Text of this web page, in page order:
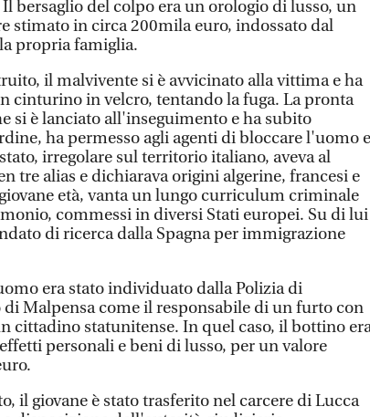
bersaglio del colpo era un orologio di lusso, un
stimato in circa 200mila euro, indossato dal
propria famiglia.
il malvivente si è avvicinato alla vittima e ha
cinturino in velcro, tentando la fuga. La pronta
si è lanciato all'inseguimento e ha subito
ha permesso agli agenti di bloccare l'uomo e
irregolare sul territorio italiano, aveva al
tre alias e dichiarava origini algerine, francesi e
età, vanta un lungo curriculum criminale
commessi in diversi Stati europei. Su di lui
di ricerca dalla Spagna per immigrazione
era stato individuato dalla Polizia di
Malpensa come il responsabile di un furto con
cittadino statunitense. In quel caso, il bottino
personali e beni di lusso, per un valore
il giovane è stato trasferito nel carcere di Lucca